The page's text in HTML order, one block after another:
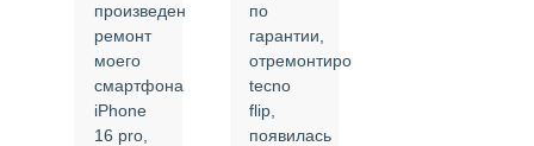
произведен
ремонт
моего
смартфона
iPhone
16 pro,
по
гарантии,
отремонтировать
tecno
flip,
появилась